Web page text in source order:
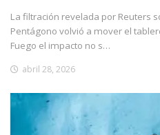
La filtración revelada por Reuters
Pentágono volvió a mover el
Fuego el impacto no s…
abril 28, 2026